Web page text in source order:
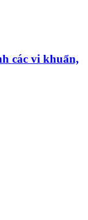
các vi khuẩn,